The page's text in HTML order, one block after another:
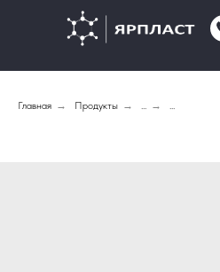
Главная → Продукты → ... → ...